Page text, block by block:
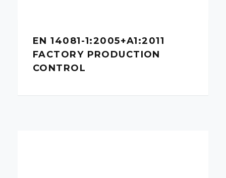
EN 14081-1:2005+A1:2011
FACTORY PRODUCTION
CONTROL